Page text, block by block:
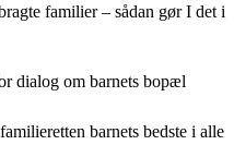
familier – sådan gør I det i
dialog om barnets bopæl
barnets bedste i alle